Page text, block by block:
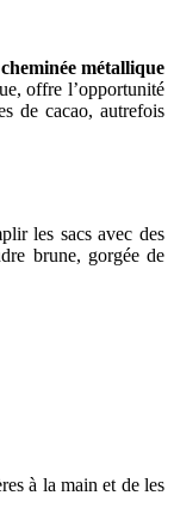
métallique
offre l’opportunité
de cacao, autrefois
les sacs avec des
brune, gorgée de
à la main et de les